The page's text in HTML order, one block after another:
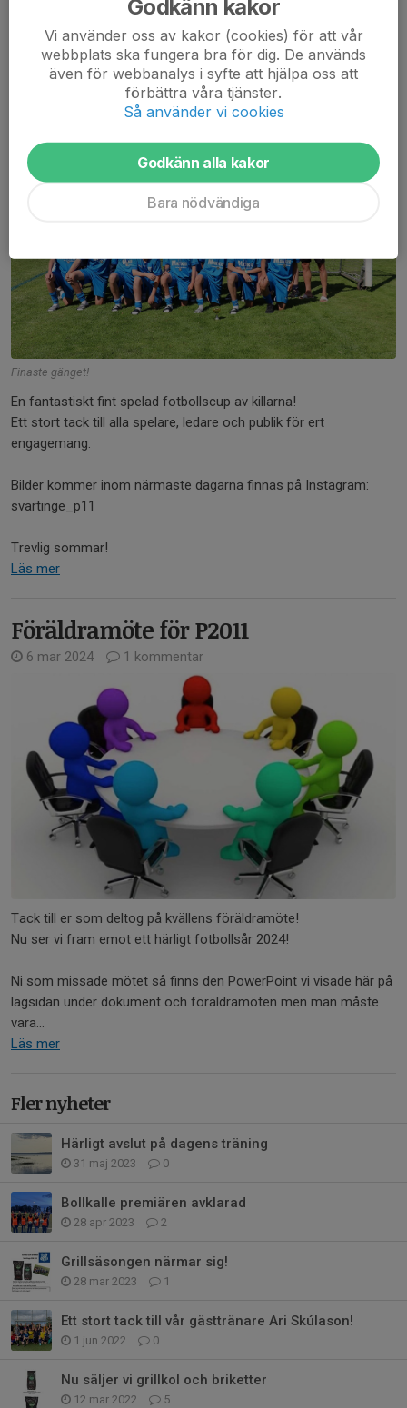
Nils Liedholm Cup
0 kommentarer
Finaste gänget!
En fantastiskt fint spelad fotbollscup av killarna!
Ett stort tack till alla spelare, ledare och publik för ert
engagemang.
Bilder kommer inom närmaste dagarna finnas på Instagram:
svartinge_p11
Trevlig sommar!
Läs mer
Föräldramöte för P2011
6 mar 2024 1 kommentar
Tack till er som deltog på kvällens föräldramöte!
Nu ser vi fram emot ett härligt fotbollsår 2024!
Ni som missade mötet så finns den PowerPoint vi visade här på
lagsidan under dokument och föräldramöten men man måste
vara...
Läs mer
Fler nyheter
Härligt avslut på dagens träning
31 maj 2023 0
Bollkalle premiären avklarad
28 apr 2023 2
Grillsäsongen närmar sig!
28 mar 2023 1
Ett stort tack till vår gästtränare Ari Skúlason!
1 jun 2022 0
Nu säljer vi grillkol och briketter
12 mar 2022 5
Godkänn kakor
Vi använder oss av kakor (cookies) för att vår
webbplats ska fungera bra för dig. De används
även för webbanalys i syfte att hjälpa oss att
förbättra våra tjänster.
Så använder vi cookies
Godkänn alla kakor
Bara nödvändiga